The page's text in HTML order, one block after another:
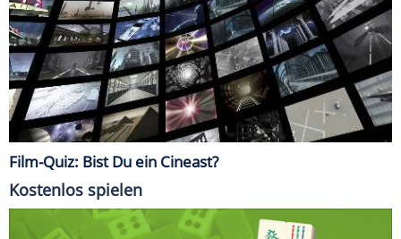
Film-Quiz: Bist Du ein Cineast?
Kostenlos spielen